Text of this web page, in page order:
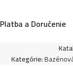
Platba a Doručenie
Kategórie: